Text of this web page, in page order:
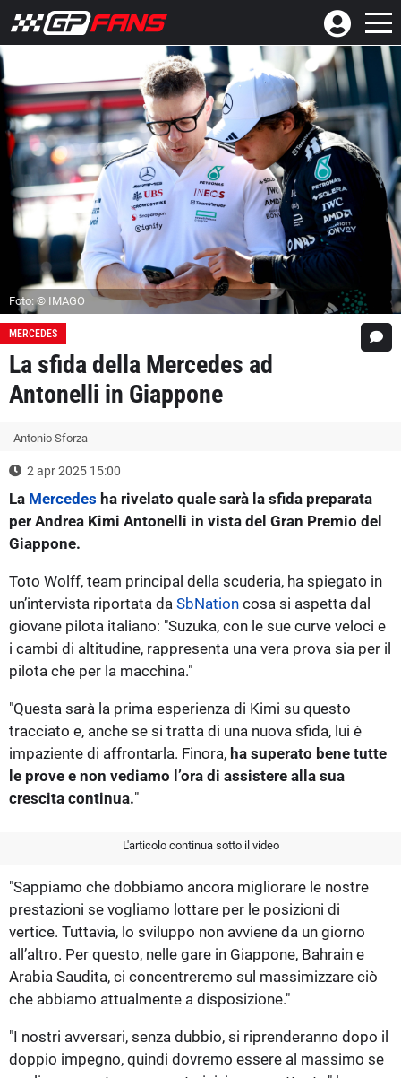
Foto: © IMAGO
MERCEDES
La sfida della Mercedes ad
Antonelli in Giappone
Antonio Sforza
2 apr 2025 15:00
La Mercedes ha rivelato quale sarà la sfida preparata
per Andrea Kimi Antonelli in vista del Gran Premio del
Giappone.
Toto Wolff, team principal della scuderia, ha spiegato in
un’intervista riportata da SbNation cosa si aspetta dal
giovane pilota italiano: "Suzuka, con le sue curve veloci e
i cambi di altitudine, rappresenta una vera prova sia per il
pilota che per la macchina."
"Questa sarà la prima esperienza di Kimi su questo
tracciato e, anche se si tratta di una nuova sfida, lui è
impaziente di affrontarla. Finora, ha superato bene tutte
le prove e non vediamo l’ora di assistere alla sua
crescita continua."
L'articolo continua sotto il video
"Sappiamo che dobbiamo ancora migliorare le nostre
prestazioni se vogliamo lottare per le posizioni di
vertice. Tuttavia, lo sviluppo non avviene da un giorno
all’altro. Per questo, nelle gare in Giappone, Bahrain e
Arabia Saudita, ci concentreremo sul massimizzare ciò
che abbiamo attualmente a disposizione."
"I nostri avversari, senza dubbio, si riprenderanno dopo il
doppio impegno, quindi dovremo essere al massimo se